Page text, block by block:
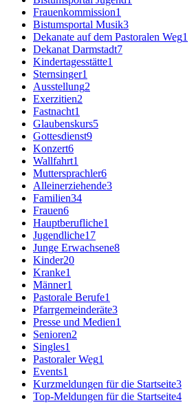
Frauenkommission1
Bistumsportal Musik3
Dekanate auf dem Pastoralen Weg1
Dekanat Darmstadt7
Kindertagesstätte1
Sternsinger1
Ausstellung2
Exerzitien2
Fastnacht1
Glaubenskurs5
Gottesdienst9
Konzert6
Wallfahrt1
Muttersprachler6
Alleinerziehende3
Familien34
Frauen6
Hauptberufliche1
Jugendliche17
Junge Erwachsene8
Kinder20
Kranke1
Männer1
Pastorale Berufe1
Pfarrgemeinderäte3
Presse und Medien1
Senioren2
Singles1
Pastoraler Weg1
Events1
Kurzmeldungen für die Startseite3
Top-Meldungen für die Startseite4